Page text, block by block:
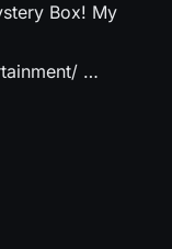
Box! My
…